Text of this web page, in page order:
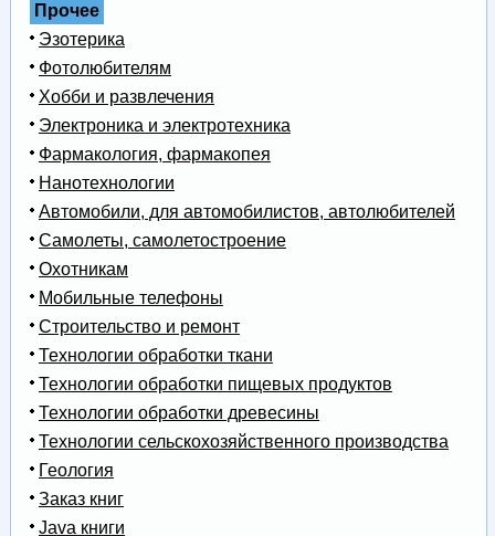
Прочее
Эзотерика
Фотолюбителям
Хобби и развлечения
Электроника и электротехника
Фармакология, фармакопея
Нанотехнологии
Автомобили, для автомобилистов, автолюбителей
Самолеты, самолетостроение
Охотникам
Мобильные телефоны
Строительство и ремонт
Технологии обработки ткани
Технологии обработки пищевых продуктов
Технологии обработки древесины
Технологии сельскохозяйственного производства
Геология
Заказ книг
Java книги